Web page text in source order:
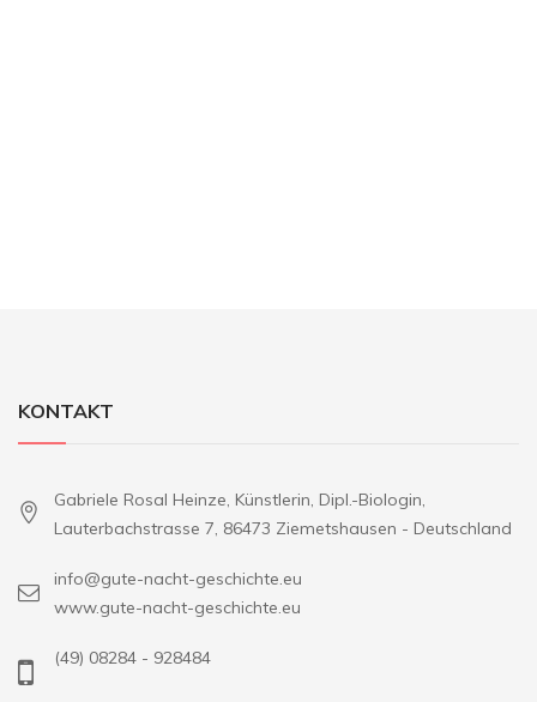
KONTAKT
Gabriele Rosal Heinze, Künstlerin, Dipl.-Biologin,
Lauterbachstrasse 7, 86473 Ziemetshausen - Deutschland
info@gute-nacht-geschichte.eu
www.gute-nacht-geschichte.eu
(49) 08284 - 928484